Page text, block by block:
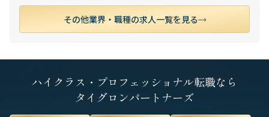
その他業界・職種の求人一覧を見る
ハイクラス・プロフェッショナル転職なら
タイグロンパートナーズ